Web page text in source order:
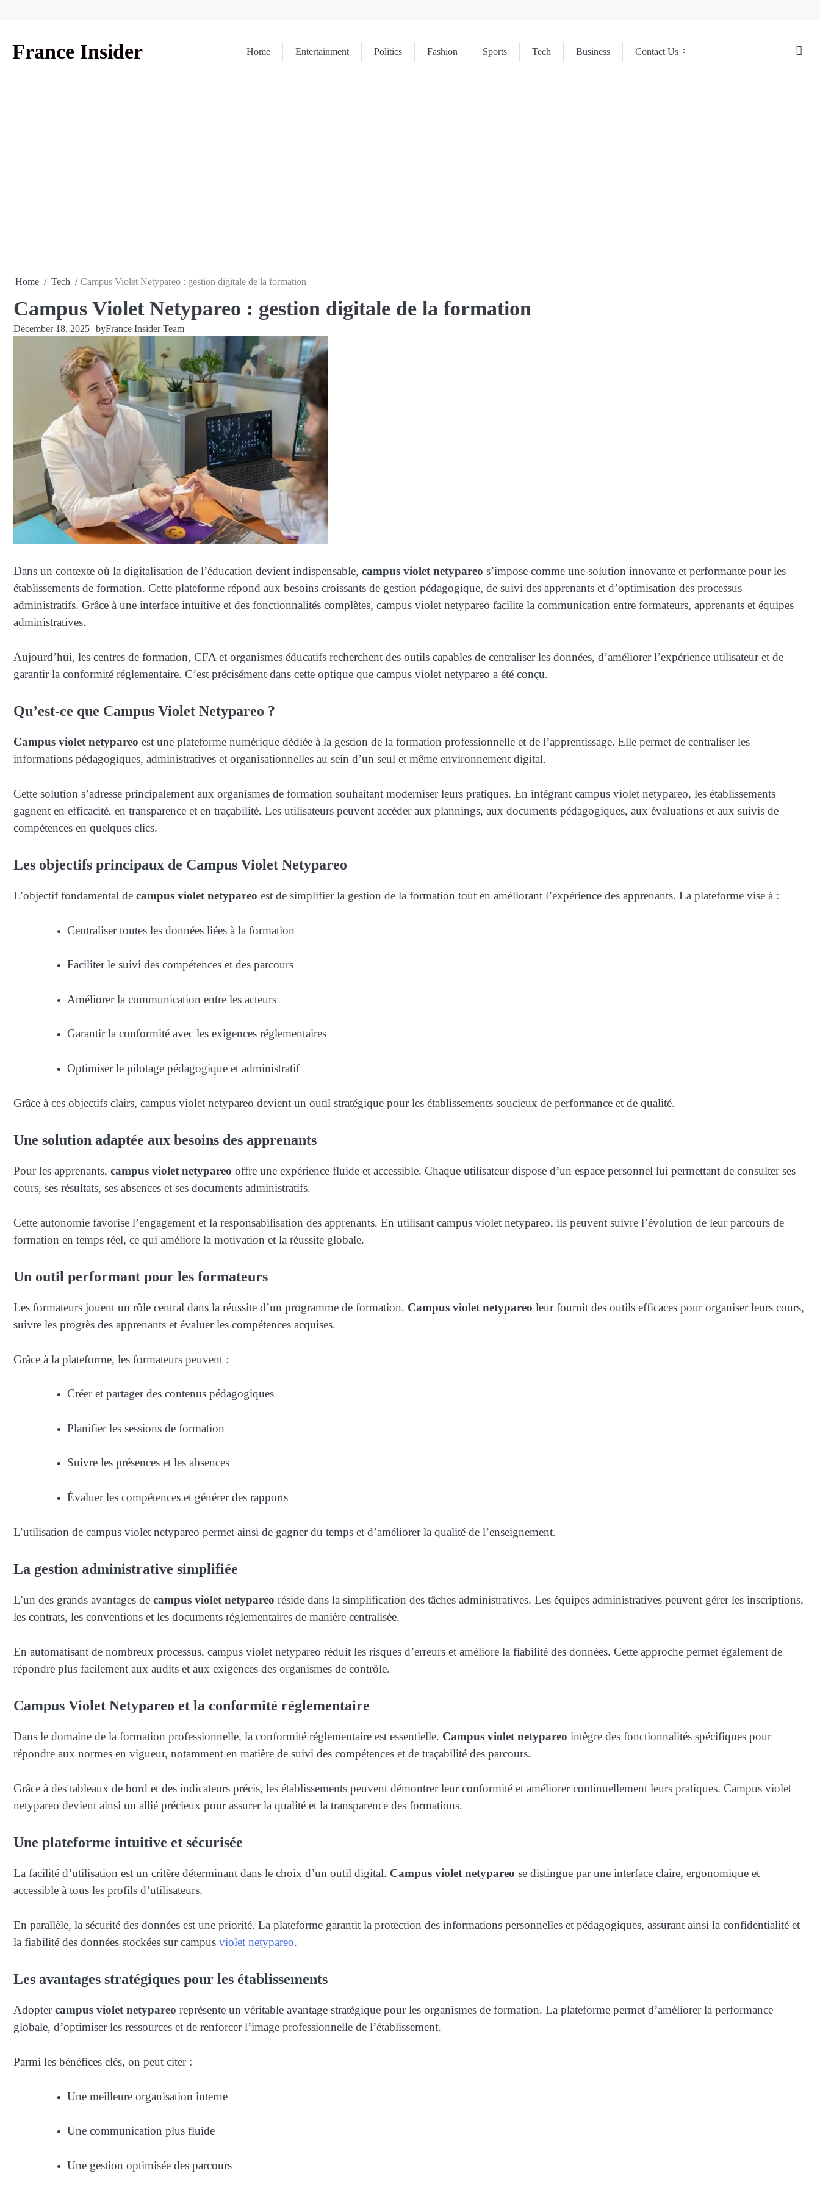
France Insider Home Entertainment Politics Fashion Sports Tech Business Contact Us
Home Tech Campus Violet Netypareo : gestion digitale de la formation
Campus Violet Netypareo : gestion digitale de la formation
December 18, 2025 byFrance Insider Team
Dans un contexte où la digitalisation de l’éducation devient indispensable, campus violet netypareo s’impose comme une solution innovante et performante pour les
établissements de formation. Cette plateforme répond aux besoins croissants de gestion pédagogique, de suivi des apprenants et d’optimisation des processus
administratifs. Grâce à une interface intuitive et des fonctionnalités complètes, campus violet netypareo facilite la communication entre formateurs, apprenants et équipes
administratives.
Aujourd’hui, les centres de formation, CFA et organismes éducatifs recherchent des outils capables de centraliser les données, d’améliorer l’expérience utilisateur et de
garantir la conformité réglementaire. C’est précisément dans cette optique que campus violet netypareo a été conçu.
Qu’est-ce que Campus Violet Netypareo ?
Campus violet netypareo est une plateforme numérique dédiée à la gestion de la formation professionnelle et de l’apprentissage. Elle permet de centraliser les
informations pédagogiques, administratives et organisationnelles au sein d’un seul et même environnement digital.
Cette solution s’adresse principalement aux organismes de formation souhaitant moderniser leurs pratiques. En intégrant campus violet netypareo, les établissements
gagnent en efficacité, en transparence et en traçabilité. Les utilisateurs peuvent accéder aux plannings, aux documents pédagogiques, aux évaluations et aux suivis de
compétences en quelques clics.
Les objectifs principaux de Campus Violet Netypareo
L’objectif fondamental de campus violet netypareo est de simplifier la gestion de la formation tout en améliorant l’expérience des apprenants. La plateforme vise à :
Centraliser toutes les données liées à la formation
Faciliter le suivi des compétences et des parcours
Améliorer la communication entre les acteurs
Garantir la conformité avec les exigences réglementaires
Optimiser le pilotage pédagogique et administratif
Grâce à ces objectifs clairs, campus violet netypareo devient un outil stratégique pour les établissements soucieux de performance et de qualité.
Une solution adaptée aux besoins des apprenants
Pour les apprenants, campus violet netypareo offre une expérience fluide et accessible. Chaque utilisateur dispose d’un espace personnel lui permettant de consulter ses
cours, ses résultats, ses absences et ses documents administratifs.
Cette autonomie favorise l’engagement et la responsabilisation des apprenants. En utilisant campus violet netypareo, ils peuvent suivre l’évolution de leur parcours de
formation en temps réel, ce qui améliore la motivation et la réussite globale.
Un outil performant pour les formateurs
Les formateurs jouent un rôle central dans la réussite d’un programme de formation. Campus violet netypareo leur fournit des outils efficaces pour organiser leurs cours,
suivre les progrès des apprenants et évaluer les compétences acquises.
Grâce à la plateforme, les formateurs peuvent :
Créer et partager des contenus pédagogiques
Planifier les sessions de formation
Suivre les présences et les absences
Évaluer les compétences et générer des rapports
L’utilisation de campus violet netypareo permet ainsi de gagner du temps et d’améliorer la qualité de l’enseignement.
La gestion administrative simplifiée
L’un des grands avantages de campus violet netypareo réside dans la simplification des tâches administratives. Les équipes administratives peuvent gérer les inscriptions,
les contrats, les conventions et les documents réglementaires de manière centralisée.
En automatisant de nombreux processus, campus violet netypareo réduit les risques d’erreurs et améliore la fiabilité des données. Cette approche permet également de
répondre plus facilement aux audits et aux exigences des organismes de contrôle.
Campus Violet Netypareo et la conformité réglementaire
Dans le domaine de la formation professionnelle, la conformité réglementaire est essentielle. Campus violet netypareo intègre des fonctionnalités spécifiques pour
répondre aux normes en vigueur, notamment en matière de suivi des compétences et de traçabilité des parcours.
Grâce à des tableaux de bord et des indicateurs précis, les établissements peuvent démontrer leur conformité et améliorer continuellement leurs pratiques. Campus violet
netypareo devient ainsi un allié précieux pour assurer la qualité et la transparence des formations.
Une plateforme intuitive et sécurisée
La facilité d’utilisation est un critère déterminant dans le choix d’un outil digital. Campus violet netypareo se distingue par une interface claire, ergonomique et
accessible à tous les profils d’utilisateurs.
En parallèle, la sécurité des données est une priorité. La plateforme garantit la protection des informations personnelles et pédagogiques, assurant ainsi la confidentialité et
la fiabilité des données stockées sur campus violet netypareo.
Les avantages stratégiques pour les établissements
Adoptercampus violet netypareo représente un véritable avantage stratégique pour les organismes de formation. La plateforme permet d’améliorer la performance
globale, d’optimiser les ressources et de renforcer l’image professionnelle de l’établissement.
Parmi les bénéfices clés, on peut citer :
Une meilleure organisation interne
Une communication plus fluide
Une gestion optimisée des parcours